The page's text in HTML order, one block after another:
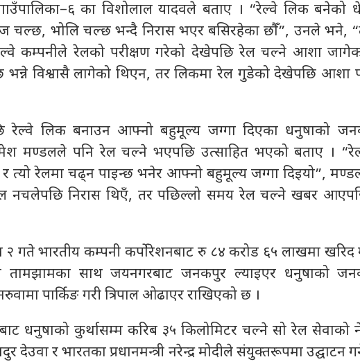
का विशोलाल यादवले बताए । “रेल्वे लिक बनेको
भोलि चल्छ भन्दै निरास भएर बसिरहेका छौँ”, उनले भने,
कम्पनीले रेलको परीक्षण गरेको देखेपछि रेल चल्ने आशा
विश्वासै लागेको थिएन, तर लिकमा रेल गुडेको देखेपछि आशा
लिक बनाउन आफ्नो बहुमूल्य जग्गा दिएका धनुषाको
मण्डलले पनि रेल चल्ने भएपछि उत्साहित भएको बताए ।
त्यो रेलमा चढ्न पाइन्छ भनेर आफ्नो बहुमूल्य जग्गा दिइयो”,
नचलेपछि निरास थिएँ, तर पछिल्लो समय रेल चल्ने खबर
गते भारतीय कम्पनी कर्पोरेशनबाट रु ८४ करोड ६५ लाखमा खरिद
साथ जयनगरबाट जनकपुर ल्याइएर धनुषाको
पार्किङ गरी त्रिपाल ओढाएर राखिएको छ ।
धनुषाको कुर्थासम्म करिब ३५ किलोमिटर चल्ने सो रेल सेवाको
देउवा र भारतका प्रधानमन्त्री नरेन्द्र मोदीले संयुक्तरूपमा उद्घाटन